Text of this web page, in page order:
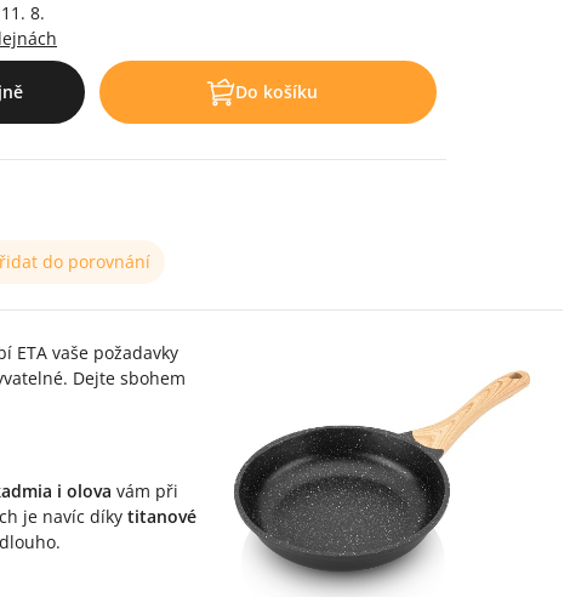
8.
Do košíku
do porovnání
ETA vaše požadavky
Dejte sbohem
i olova vám při
je navíc díky titanové